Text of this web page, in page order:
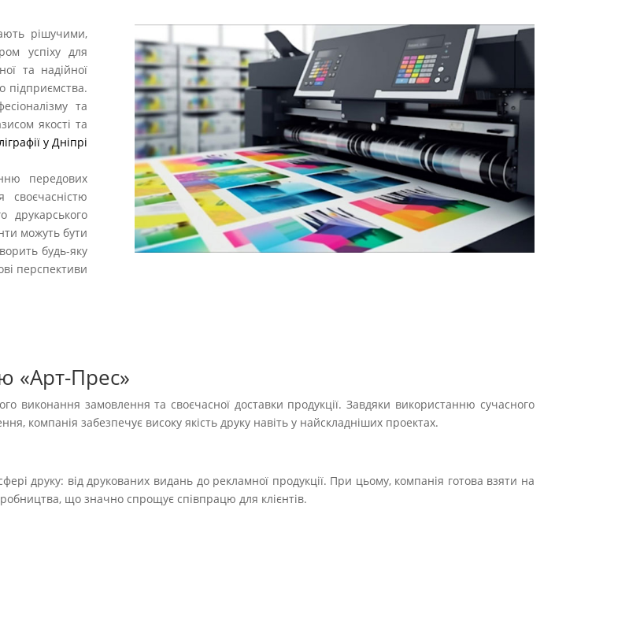
рішучими,
успіху для
та надійної
підприємства.
та
якості та
у Дніпрі
передових
своєчасністю
друкарського
можуть бути
будь-яку
перспективи
«Арт-Прес»
виконання замовлення та своєчасної доставки продукції. Завдяки використанню сучасного
компанія забезпечує високу якість друку навіть у найскладніших проектах.
друку: від друкованих видань до рекламної продукції. При цьому, компанія готова взяти на
що значно спрощує співпрацю для клієнтів.